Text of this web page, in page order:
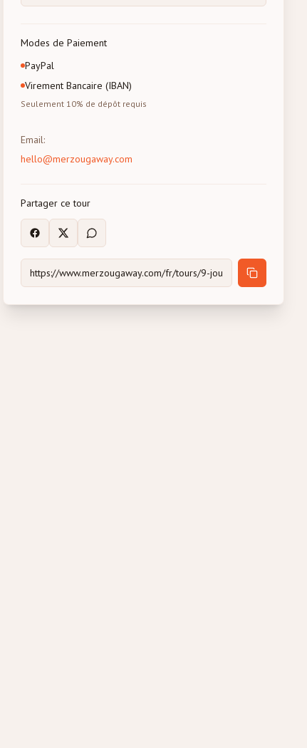
Modes de Paiement
PayPal
Virement Bancaire (IBAN)
Seulement 10% de dépôt requis
Email:
hello@merzougaway.com
Partager ce tour